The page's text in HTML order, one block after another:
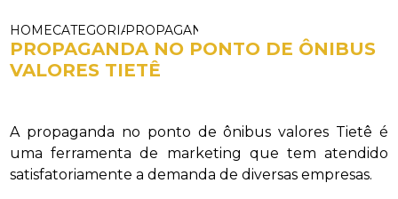
HOMECATEGORIASPROPAGANDAS EM
PROPAGANDA NO PONTO DE ÔNIBUS
VALORES TIETÊ
A propaganda no ponto de ônibus valores Tietê é
uma ferramenta de marketing que tem atendido
satisfatoriamente a demanda de diversas empresas.